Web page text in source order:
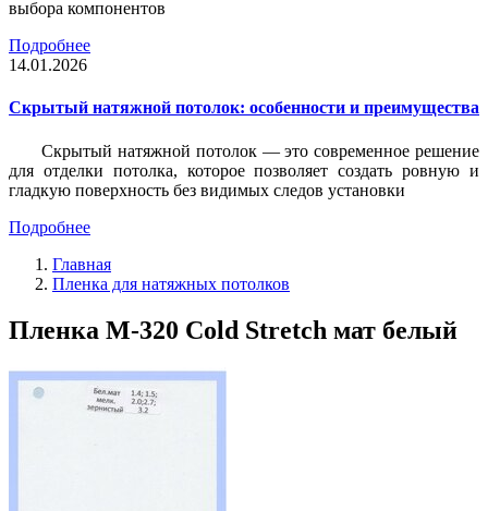
выбора компонентов
Подробнее
14.01.2026
Скрытый натяжной потолок: особенности и преимущества
Скрытый натяжной потолок — это современное решение
для отделки потолка, которое позволяет создать ровную и
гладкую поверхность без видимых следов установки
Подробнее
Главная
Пленка для натяжных потолков
Пленка М-320 Cold Stretch мат белый